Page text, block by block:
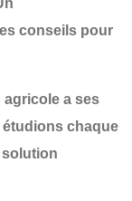
conseils pour
a ses
étudions chaque
solution